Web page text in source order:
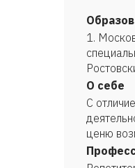
1.
кредит,
О себе
С
ценю